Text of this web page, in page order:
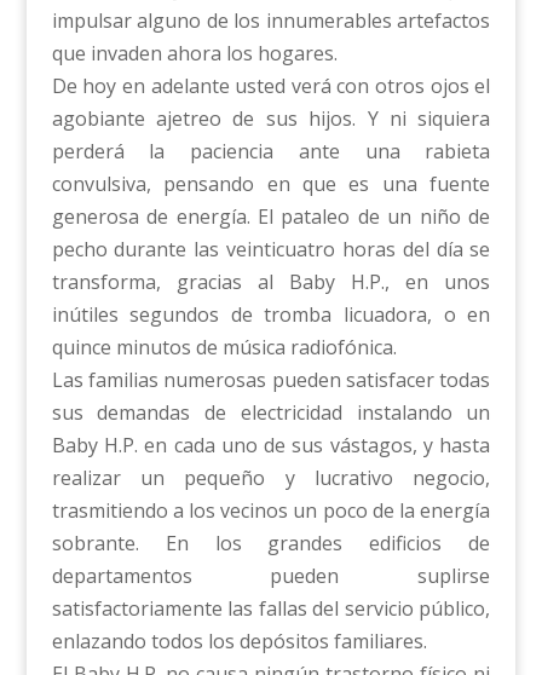
impulsar alguno de los innumerables artefactos
que invaden ahora los hogares.
De hoy en adelante usted verá con otros ojos el
agobiante ajetreo de sus hijos. Y ni siquiera
perderá la paciencia ante una rabieta
convulsiva, pensando en que es una fuente
generosa de energía. El pataleo de un niño de
pecho durante las veinticuatro horas del día se
transforma, gracias al Baby H.P., en unos
inútiles segundos de tromba licuadora, o en
quince minutos de música radiofónica.
Las familias numerosas pueden satisfacer todas
sus demandas de electricidad instalando un
Baby H.P. en cada uno de sus vástagos, y hasta
realizar un pequeño y lucrativo negocio,
trasmitiendo a los vecinos un poco de la energía
sobrante. En los grandes edificios de
departamentos pueden suplirse
satisfactoriamente las fallas del servicio público,
enlazando todos los depósitos familiares.